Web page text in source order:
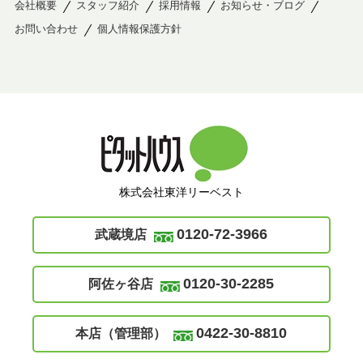
会社概要 スタッフ紹介 採用情報
お知らせ・ブログ
お問い合わせ
個人情報保護方針
株式会社東洋リーベスト
武蔵境店 0120-72-3966
阿佐ヶ谷店 0120-30-2285
本店（管理部） 0422-30-8810